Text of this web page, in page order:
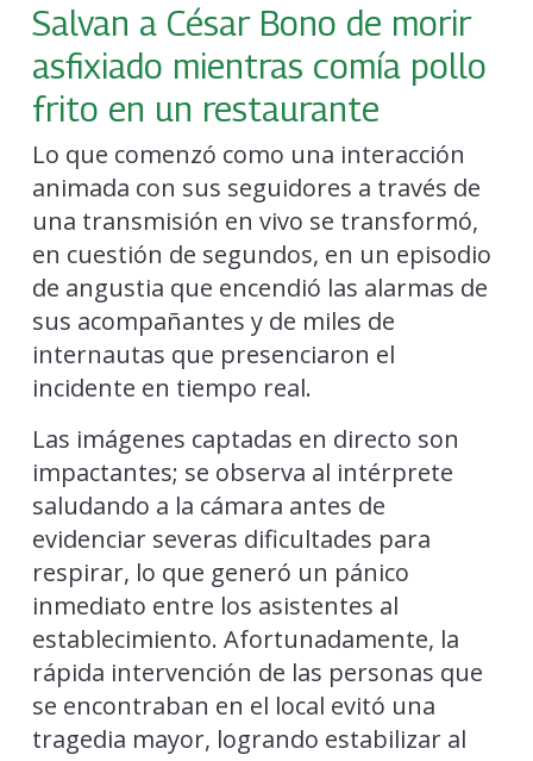
Salvan a César Bono de morir
asfixiado mientras comía pollo
frito en un restaurante
Lo que comenzó como una interacción
animada con sus seguidores a través de
una transmisión en vivo se transformó,
en cuestión de segundos, en un episodio
de angustia que encendió las alarmas de
sus acompañantes y de miles de
internautas que presenciaron el
incidente en tiempo real.
Las imágenes captadas en directo son
impactantes; se observa al intérprete
saludando a la cámara antes de
evidenciar severas dificultades para
respirar, lo que generó un pánico
inmediato entre los asistentes al
establecimiento. Afortunadamente, la
rápida intervención de las personas que
se encontraban en el local evitó una
tragedia mayor, logrando estabilizar al